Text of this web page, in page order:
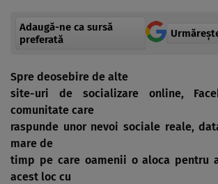
Adaugă-ne ca sursă
preferată
Spre deosebire de alte
site-uri de socializare online,
comunitate care
raspunde unor nevoi sociale reale,
mare de
timp pe care oamenii o aloca pentru
acest loc cu